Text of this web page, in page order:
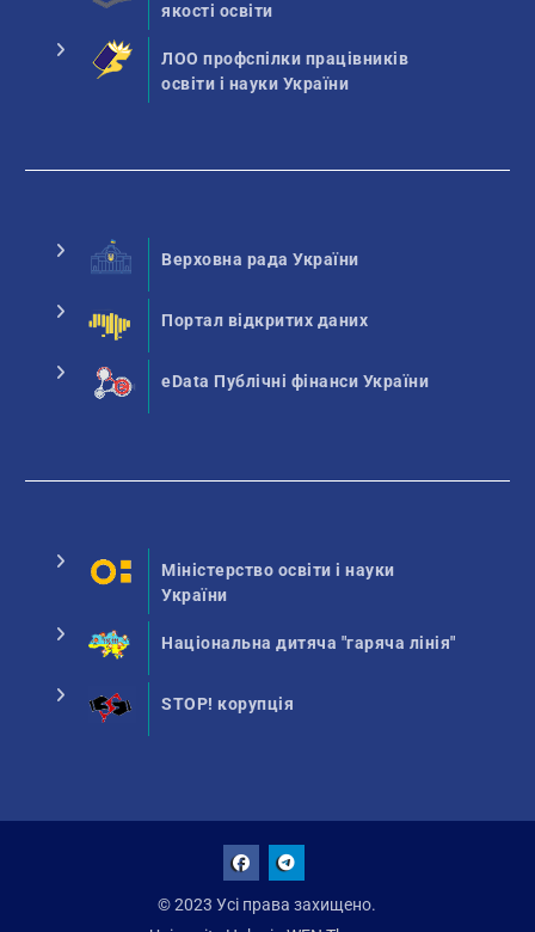
якості освіти
ЛОО профспілки працівників
освіти і науки України
Верховна рада України
Портал відкритих даних
eData Публічні фінанси України
Міністерство освіти і науки
України
Національна дитяча "гаряча лінія"
STOP! корупція
© 2023 Усі права захищено.